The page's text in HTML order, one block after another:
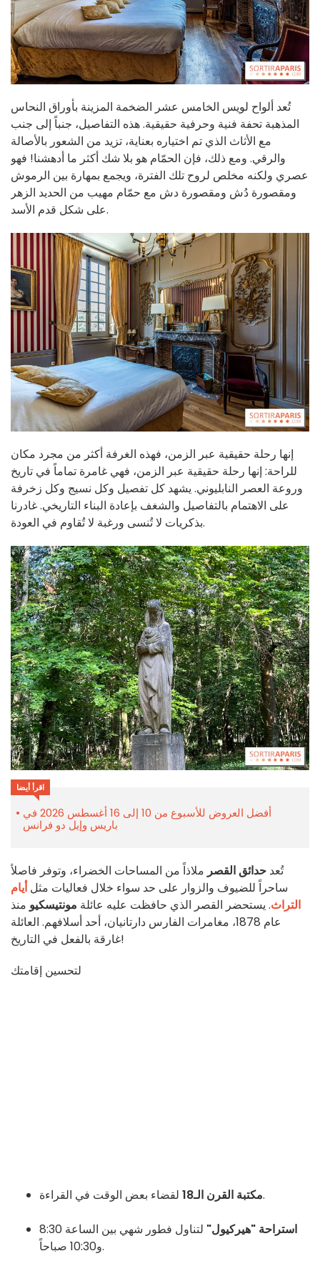
تُعد ألواح لويس الخامس عشر الضخمة المزينة بأوراق النحاس
المذهبة تحفة فنية وحرفية حقيقية. هذه التفاصيل، جنباً إلى جنب
مع الأثاث الذي تم اختياره بعناية، تزيد من الشعور بالأصالة
والرقي. ومع ذلك، فإن الحمّام هو بلا شك أكثر ما أدهشنا! فهو
عصري ولكنه مخلص لروح تلك الفترة، ويجمع بمهارة بين الرموش
ومقصورة دُش ومقصورة دش مع حمّام مهيب من الحديد الزهر
على شكل قدم الأسد.
إنها رحلة حقيقية عبر الزمن، فهذه الغرفة أكثر من مجرد مكان
للراحة: إنها رحلة حقيقية عبر الزمن، فهي غامرة تماماً في تاريخ
وروعة العصر النابليوني. يشهد كل تفصيل وكل نسيج وكل زخرفة
على الاهتمام بالتفاصيل والشغف بإعادة البناء التاريخي. غادرنا
بذكريات لا تُنسى ورغبة لا تُقاوم في العودة.
اقرأ أيضا
أفضل العروض للأسبوع من 10 إلى 16 أغسطس 2026 في
باريس وإيل دو فرانس
تُعد حدائق القصر ملاذاً من المساحات الخضراء، وتوفر فاصلاً
ساحراً للضيوف والزوار على حد سواء خلال فعاليات مثلأيام
التراث. يستحضر القصر الذي حافظت عليه عائلة مونتيسكيو منذ
عام 1878، مغامرات الفارس دارتانيان، أحد أسلافهم. العائلة
غارقة بالفعل في التاريخ!
لتحسين إقامتك
مكتبة القرن الـ18لقضاء بعض الوقت في القراءة.
استراحة "هيركيول"
لتناول فطور شهي بين الساعة 8:30
و10:30 صباحاً.